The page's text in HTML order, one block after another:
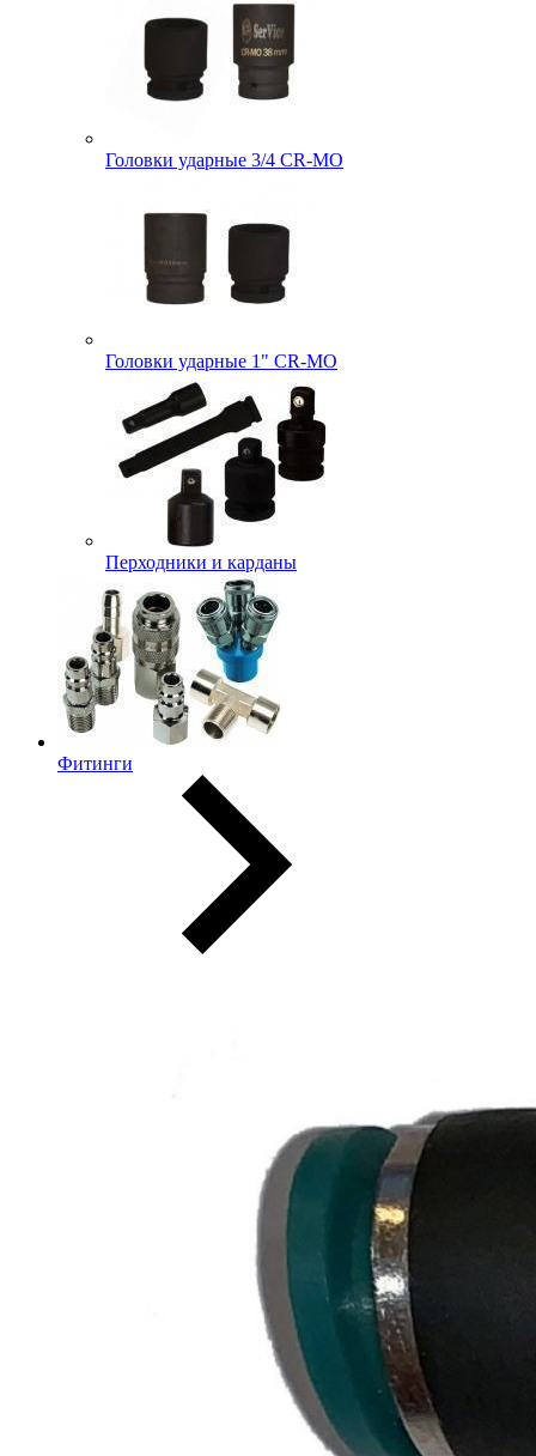
Головки ударные 3/4 CR-MO
Головки ударные 1" CR-MO
Перходники и карданы
Фитинги